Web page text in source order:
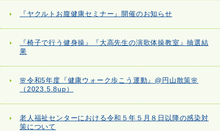
『ヤクルトお腹健康セミナー』開催のお知らせ
『椅子で行う健身操』『大高先生の演歌体操教室』抽選結
果
🌸令和5年度『健康ウォーク歩こう運動』@円山散策🌸
（2023.5.8up）
老人福祉センターにおける令和５年５月８日以降の感染対
策について